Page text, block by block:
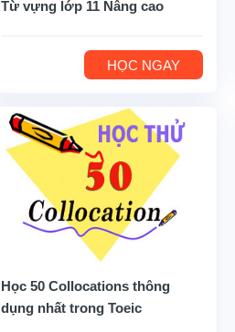
Từ vựng lớp 11 Nâng cao
HỌC NGAY
Học 50 Collocations thông
dụng nhất trong Toeic